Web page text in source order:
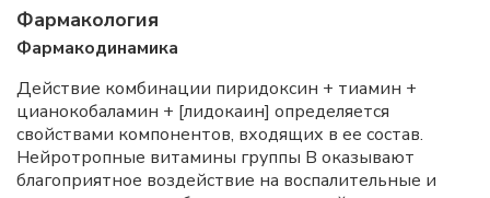
Фармакология
Фармакодинамика
Действие комбинации пиридоксин + тиамин +
цианокобаламин + [лидокаин] определяется
свойствами компонентов, входящих в ее состав.
Нейротропные витамины группы В оказывают
благоприятное воздействие на воспалительные и